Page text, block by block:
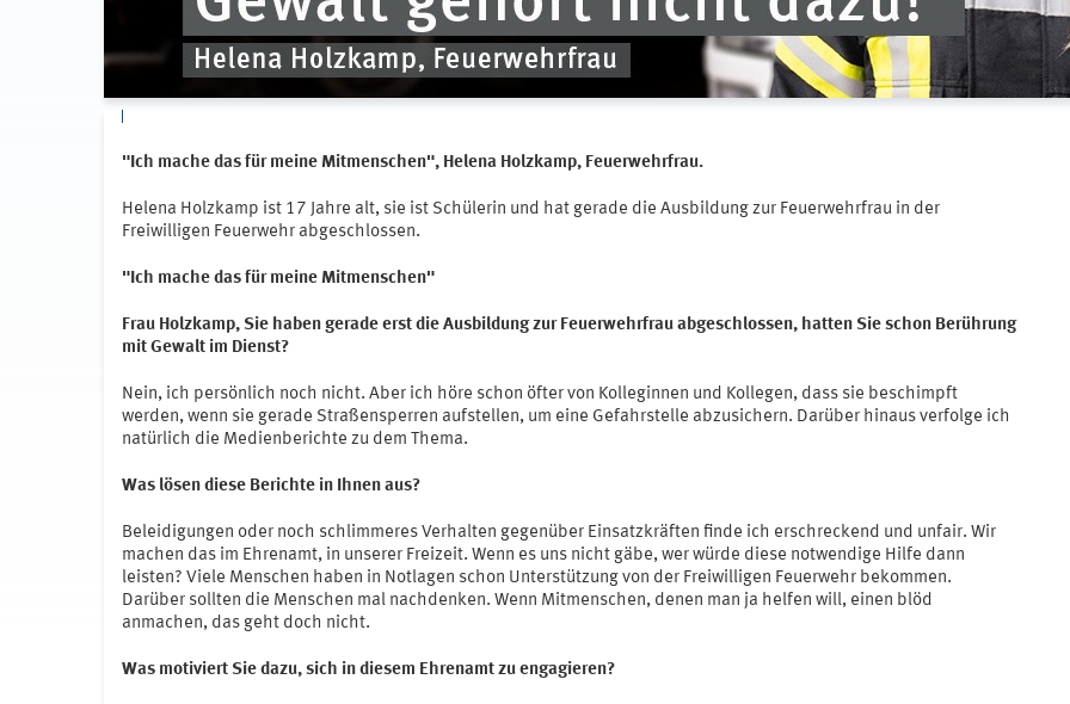
"Ich mache das für meine Mitmenschen", Helena Holzkamp, Feuerwehrfrau.
Helena Holzkamp ist 17 Jahre alt, sie ist Schülerin und hat gerade die Ausbildung zur Feuerwehrfrau in der
Freiwilligen Feuerwehr abgeschlossen.
"Ich mache das für meine Mitmenschen"
Frau Holzkamp, Sie haben gerade erst die Ausbildung zur Feuerwehrfrau abgeschlossen, hatten Sie schon Berührung
mit Gewalt im Dienst?
Nein, ich persönlich noch nicht. Aber ich höre schon öfter von Kolleginnen und Kollegen, dass sie beschimpft
werden, wenn sie gerade Straßensperren aufstellen, um eine Gefahrstelle abzusichern. Darüber hinaus verfolge ich
natürlich die Medienberichte zu dem Thema.
Was lösen diese Berichte in Ihnen aus?
Beleidigungen oder noch schlimmeres Verhalten gegenüber Einsatzkräften finde ich erschreckend und unfair. Wir
machen das im Ehrenamt, in unserer Freizeit. Wenn es uns nicht gäbe, wer würde diese notwendige Hilfe dann
leisten? Viele Menschen haben in Notlagen schon Unterstützung von der Freiwilligen Feuerwehr bekommen.
Darüber sollten die Menschen mal nachdenken. Wenn Mitmenschen, denen man ja helfen will, einen blöd
anmachen, das geht doch nicht.
Was motiviert Sie dazu, sich in diesem Ehrenamt zu engagieren?